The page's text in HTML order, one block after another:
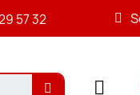
57 32